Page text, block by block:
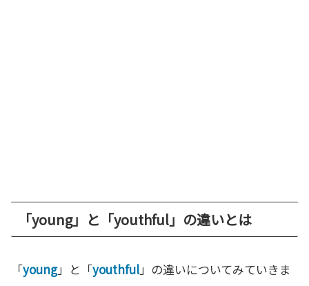
「young」と「youthful」の違いとは
「young」と「youthful」の違いについてみていきま